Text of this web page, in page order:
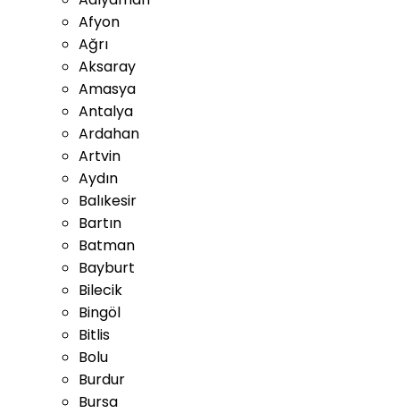
Afyon
Ağrı
Aksaray
Amasya
Antalya
Ardahan
Artvin
Aydın
Balıkesir
Bartın
Batman
Bayburt
Bilecik
Bingöl
Bitlis
Bolu
Burdur
Bursa